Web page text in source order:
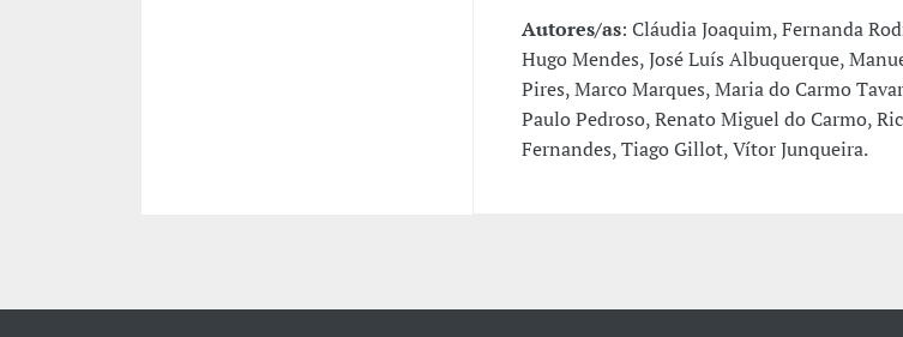
Autores/as: Cláudia Joaquim, Fernanda
Hugo Mendes, José Luís Albuquerque,
Pires, Marco Marques, Maria do Carmo
Paulo Pedroso, Renato Miguel do Carmo,
Fernandes, Tiago Gillot, Vítor Junqueira.